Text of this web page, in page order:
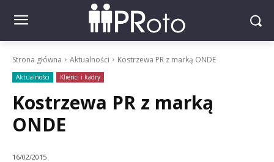
Strona główna Aktualności Kostrzewa PR z marką ONDE
Aktualności Klienci i kadry
Kostrzewa PR z marką
ONDE
16/02/2015